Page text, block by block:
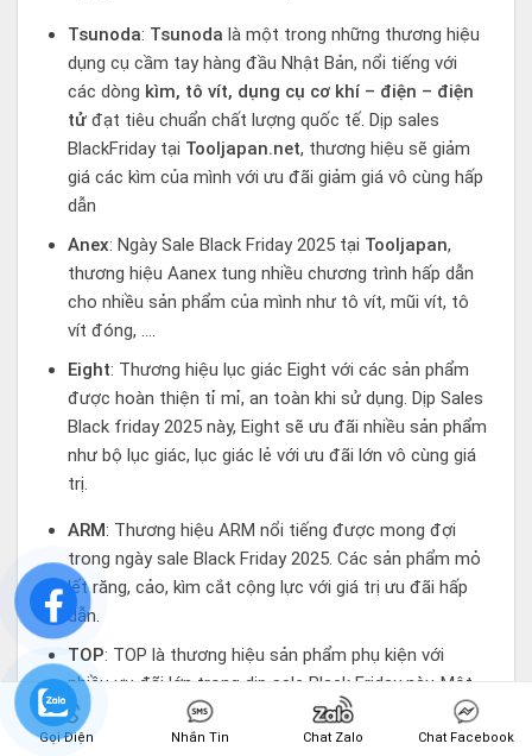
Gọi Điện Nhắn Tin Chat Zalo Chat Facebook
Tsunoda: Tsunoda là một trong những thương hiệu
dụng cụ cầm tay hàng đầu Nhật Bản, nổi tiếng với
các dòng kìm, tô vít, dụng cụ cơ khí – điện – điện
tử đạt tiêu chuẩn chất lượng quốc tế. Dịp sales
BlackFriday tại Tooljapan.net, thương hiệu sẽ giảm
giá các kìm của mình với ưu đãi giảm giá vô cùng hấp
dẫn
Anex: Ngày Sale Black Friday 2025 tại Tooljapan,
thương hiệu Aanex tung nhiều chương trình hấp dẫn
cho nhiều sản phẩm của mình như tô vít, mũi vít, tô
vít đóng, ….
Eight: Thương hiệu lục giác Eight với các sản phẩm
được hoàn thiện tỉ mỉ, an toàn khi sử dụng. Dịp Sales
Black friday 2025 này, Eight sẽ ưu đãi nhiều sản phẩm
như bộ lục giác, lục giác lẻ với ưu đãi lớn vô cùng giá
trị.
ARM: Thương hiệu ARM nổi tiếng được mong đợi
trong ngày sale Black Friday 2025. Các sản phẩm mỏ
lết răng, cảo, kìm cắt cộng lực với giá trị ưu đãi hấp
dẫn.
TOP: TOP là thương hiệu sản phẩm phụ kiện với
nhiều ưu đãi lớn trong dịp sale Black Friday này. Một
số sản phẩm nổi bật như mỏ lết, cờ lê, kéo cắt ống,
cờ lê đuôi chuột đến từ TOP sẽ giảm giá vô cùng